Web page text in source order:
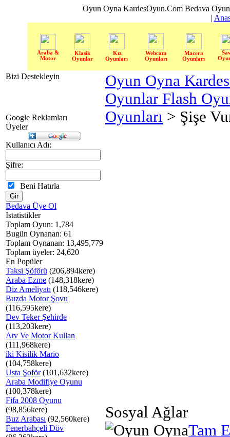
Oyun Oyna KardesOyun.Com Bedava
|
Araba &
Motor
Klasik
Oyunlar
Kız
Oyunları
Webcam
Oyunları
Macera
Oyunları
Bizi Destekleyin
Google Reklamları
Üyeler
Kullanıcı Adı:
Şifre:
Beni Hatırla
Bedava Üye Ol
Istatistikler
Toplam Oyun: 1,784
Bugün Oynanan: 61
Toplam Oynanan: 13,495,779
Toplam üyeler: 24,620
En Popüler
Taksi Şöförü (206,894kere)
Araba Ezme (148,318kere)
Diz Ameliyatı (118,546kere)
Buzda Motor Şovu
(116,595kere)
Dev Teker Şehirde
(113,203kere)
Atv Ve Motor Kullan
(111,968kere)
iki Kisilik Mario
(104,758kere)
Usta Şoför(101,632kere)
Araba Modifiye Oyunu
(100,378kere)
Fifa 2008 Oyunu
(98,856kere)
Buz Arabası (92,560kere)
Fenerbahçeli Döv
Oyun Oyna
Oyunlar Flash
Oyunları > Şişe
Sosyal Ağlar
Tam